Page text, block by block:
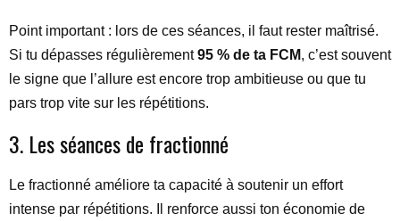
Point important : lors de ces séances, il faut rester maîtrisé.
Si tu dépasses régulièrement95 % de ta FCM, c’est souvent
le signe que l’allure est encore trop ambitieuse ou que tu
pars trop vite sur les répétitions.
3. Les séances de fractionné
Le fractionné améliore ta capacité à soutenir un effort
intense par répétitions. Il renforce aussi ton économie de